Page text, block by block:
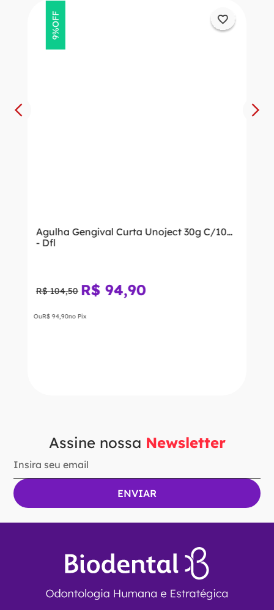
9%
OFF
Agulha Gengival Curta Unoject 30g C/100
- Dfl
R$ 104,50 R$ 94,90
OuR$ 94,90no Pix
Assine nossa Newsletter